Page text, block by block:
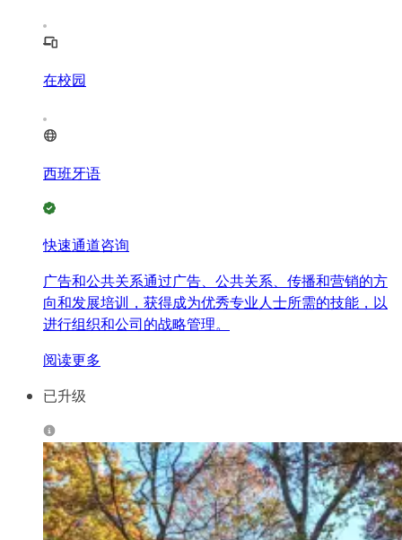
在校园
西班牙语
快速通道咨询
广告和公共关系通过广告、公共关系、传播和营销的方
向和发展培训，获得成为优秀专业人士所需的技能，以
进行组织和公司的战略管理。
阅读更多
已升级